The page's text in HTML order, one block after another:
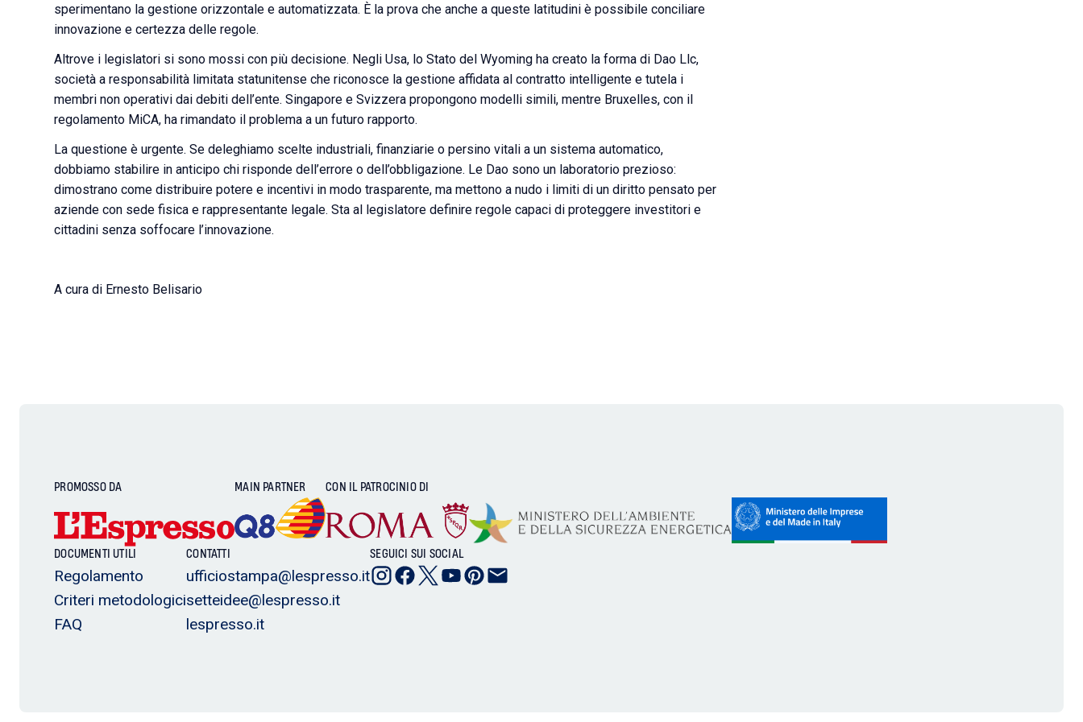
sperimentano la gestione orizzontale e automatizzata. È la prova che anche a queste latitudini è possibile conciliare
innovazione e certezza delle regole.
Altrove i legislatori si sono mossi con più decisione. Negli Usa, lo Stato del Wyoming ha creato la forma di Dao Llc,
società a responsabilità limitata statunitense che riconosce la gestione affidata al contratto intelligente e tutela i
membri non operativi dai debiti dell’ente. Singapore e Svizzera propongono modelli simili, mentre Bruxelles, con il
regolamento MiCA, ha rimandato il problema a un futuro rapporto.
La questione è urgente. Se deleghiamo scelte industriali, finanziarie o persino vitali a un sistema automatico,
dobbiamo stabilire in anticipo chi risponde dell’errore o dell’obbligazione. Le Dao sono un laboratorio prezioso:
dimostrano come distribuire potere e incentivi in modo trasparente, ma mettono a nudo i limiti di un diritto pensato per
aziende con sede fisica e rappresentante legale. Sta al legislatore definire regole capaci di proteggere investitori e
cittadini senza soffocare l’innovazione.
A cura di Ernesto Belisario
PROMOSSO DA MAIN PARTNER CON IL PATROCINIO DI
DOCUMENTI UTILI
Regolamento
Criteri metodologici
FAQ
CONTATTI
ufficiostampa@lespresso.it
setteidee@lespresso.it
lespresso.it
SEGUICI SUI SOCIAL